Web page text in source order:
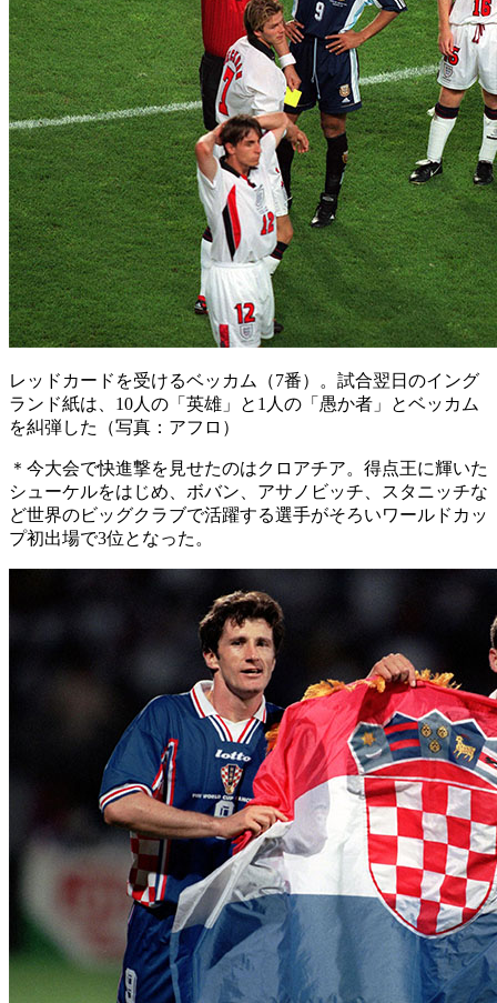
レッドカードを受けるベッカム（7番）。試合翌日のイング
ランド紙は、10人の「英雄」と1人の「愚か者」とベッカム
を糾弾した（写真：アフロ）
＊今大会で快進撃を見せたのはクロアチア。得点王に輝いた
シューケルをはじめ、ボバン、アサノビッチ、スタニッチな
ど世界のビッグクラブで活躍する選手がそろいワールドカッ
プ初出場で3位となった。